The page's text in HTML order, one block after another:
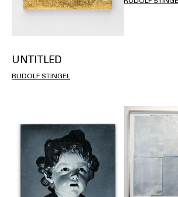
UNTITLED
RUDOLF STINGEL